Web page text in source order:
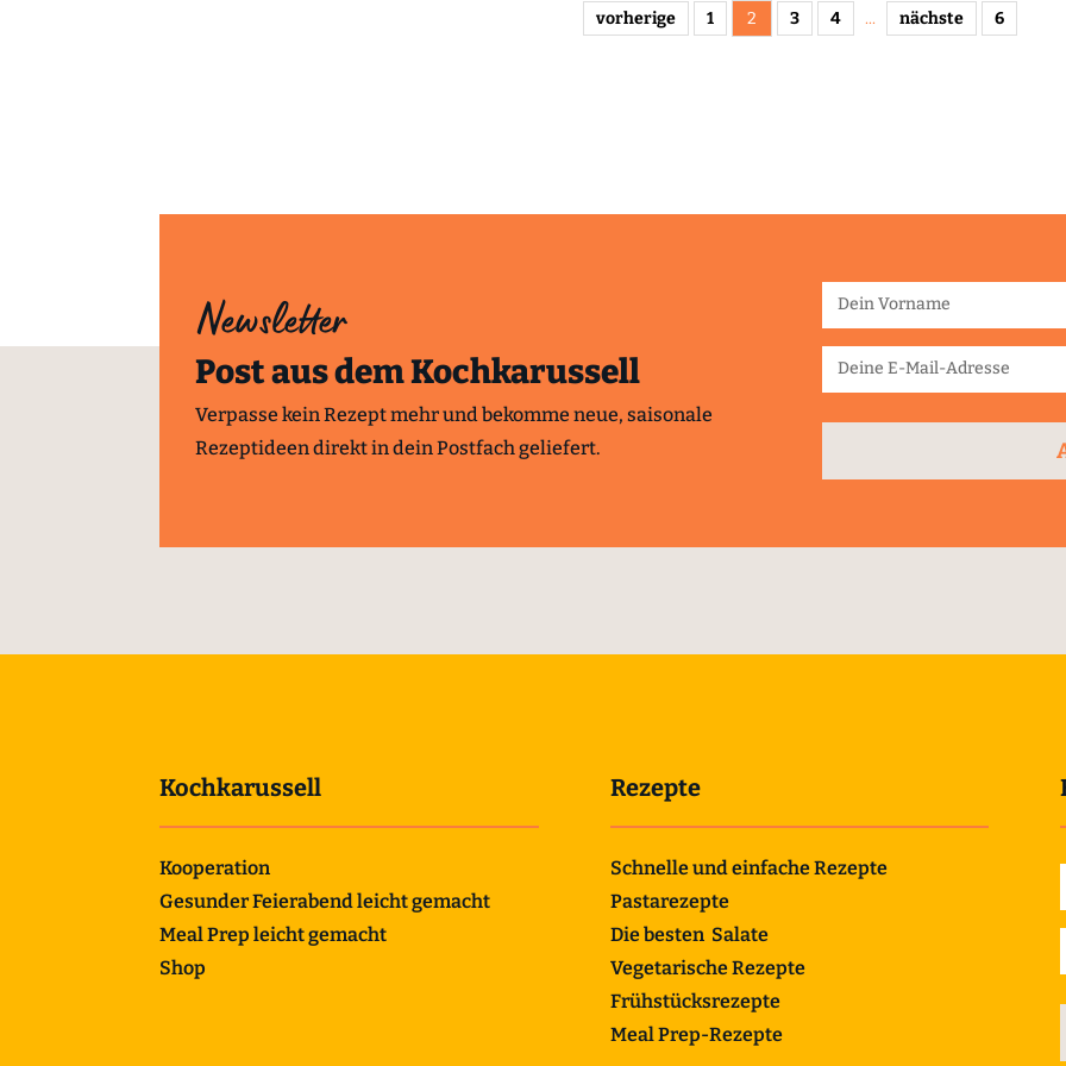
vorherige 1 2 3 4 ... nächste 6
Newsletter
Post aus dem Kochkarussell
Verpasse kein Rezept mehr und bekomme neue, saisonale
Rezeptideen direkt in dein Postfach geliefert.
Kochkarussell
Kooperation
Gesunder Feierabend leicht gemacht
Meal Prep leicht gemacht
Shop
Rezepte
Schnelle und einfache Rezepte
Pastarezepte
Die besten Salate
Vegetarische Rezepte
Frühstücksrezepte
Meal Prep-Rezepte